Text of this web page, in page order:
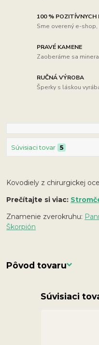
100 % POZITÍVNYCH
Sme overený e-shop,
PRAVÉ KAMENE
Zaoberáme sa
RUČNÁ VÝROBA
Šperky s láskou
Súvisiaci tovar 5
Kovodiely z chirurgickej
Prečítajte si viac:
Znamenie zverokruhu:
Škorpión
Pôvod tovaru
Súvisiaci